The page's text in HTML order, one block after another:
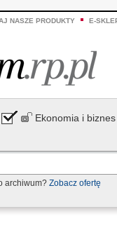
NASZE PRODUKTY E-
Ekonomia i biznes
archiwum? Zobacz ofertę